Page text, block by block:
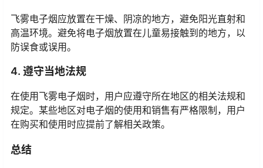
飞雾电子烟应放置在干燥、阴凉的地方，避免阳光直射和
高温环境。避免将电子烟放置在儿童易接触到的地方，以
防误食或误用。
4. 遵守当地法规
在使用飞雾电子烟时，用户应遵守所在地区的相关法规和
规定。某些地区对电子烟的使用和销售有严格限制，用户
在购买和使用时应提前了解相关政策。
总结